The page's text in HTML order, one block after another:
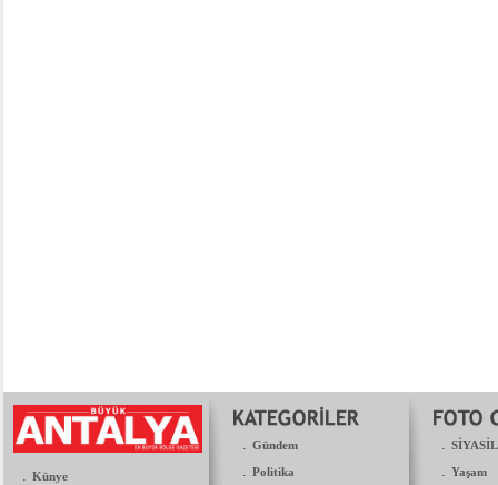
. Künye
. Gündem
. Politika
.
. Yaşam